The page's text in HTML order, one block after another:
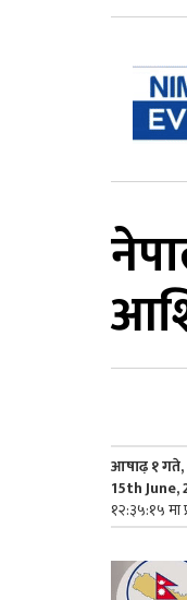
आषाढ़ १ गते,
15th June,
१२:३५:१५ मा